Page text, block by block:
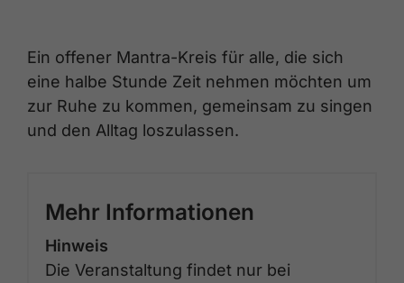
Ein offener Mantra-Kreis für alle, die sich
eine halbe Stunde Zeit nehmen möchten um
zur Ruhe zu kommen, gemeinsam zu singen
und den Alltag loszulassen.
Mehr Informationen
Hinweis
Die Veranstaltung findet nur bei